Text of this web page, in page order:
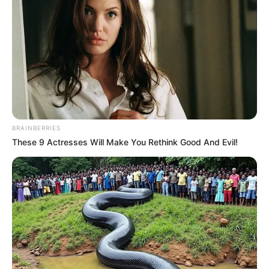
(foto: pinterest)
Pixie merupakan potongan rambut yang tidak akan pernah lekang
oleh waktu. Gaya rambut ini memiliki beragam kreasi dengan
tampilan yang luar biasa.
BRAINBERRIES
These 9 Actresses Will Make You Rethink Good And Evil!